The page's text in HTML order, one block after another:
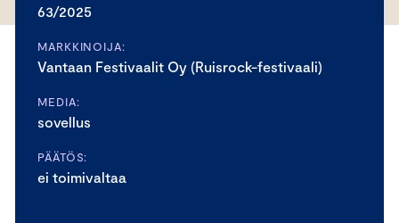
63/2025
MARKKINOIJA:
Vantaan Festivaalit Oy (Ruisrock-festivaali)
MEDIA:
sovellus
PÄÄTÖS:
ei toimivaltaa